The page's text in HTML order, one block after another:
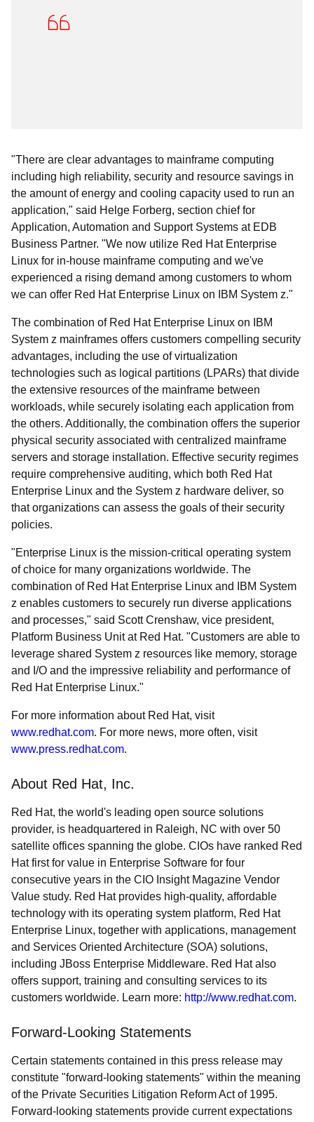
"There are clear advantages to mainframe computing
including high reliability, security and resource savings in
the amount of energy and cooling capacity used to run an
application," said Helge Forberg, section chief for
Application, Automation and Support Systems at EDB
Business Partner. "We now utilize Red Hat Enterprise
Linux for in-house mainframe computing and we've
experienced a rising demand among customers to whom
we can offer Red Hat Enterprise Linux on IBM System z."
The combination of Red Hat Enterprise Linux on IBM
System z mainframes offers customers compelling security
advantages, including the use of virtualization
technologies such as logical partitions (LPARs) that divide
the extensive resources of the mainframe between
workloads, while securely isolating each application from
the others. Additionally, the combination offers the superior
physical security associated with centralized mainframe
servers and storage installation. Effective security regimes
require comprehensive auditing, which both Red Hat
Enterprise Linux and the System z hardware deliver, so
that organizations can assess the goals of their security
policies.
"Enterprise Linux is the mission-critical operating system
of choice for many organizations worldwide. The
combination of Red Hat Enterprise Linux and IBM System
z enables customers to securely run diverse applications
and processes," said Scott Crenshaw, vice president,
Platform Business Unit at Red Hat. "Customers are able to
leverage shared System z resources like memory, storage
and I/O and the impressive reliability and performance of
Red Hat Enterprise Linux."
For more information about Red Hat, visit
www.redhat.com. For more news, more often, visit
www.press.redhat.com.
About Red Hat, Inc.
Red Hat, the world's leading open source solutions
provider, is headquartered in Raleigh, NC with over 50
satellite offices spanning the globe. CIOs have ranked Red
Hat first for value in Enterprise Software for four
consecutive years in the CIO Insight Magazine Vendor
Value study. Red Hat provides high-quality, affordable
technology with its operating system platform, Red Hat
Enterprise Linux, together with applications, management
and Services Oriented Architecture (SOA) solutions,
including JBoss Enterprise Middleware. Red Hat also
offers support, training and consulting services to its
customers worldwide. Learn more: http://www.redhat.com.
Forward-Looking Statements
Certain statements contained in this press release may
constitute "forward-looking statements" within the meaning
of the Private Securities Litigation Reform Act of 1995.
Forward-looking statements provide current expectations